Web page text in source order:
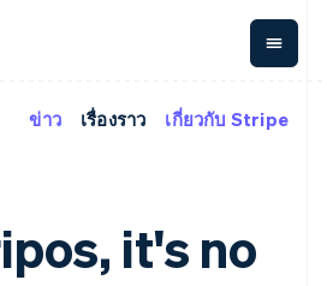
รายรับ
แบบแผนล่วง
หน้า
Metronome
การ
Global
Payouts
แพลตฟ
รประกอบ
Apps
ข่าว เรื่องราว เกี่ยวกับ Stripe
it's no